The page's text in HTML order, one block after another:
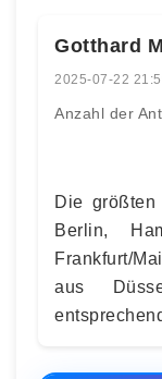
Gotthard
2025-07-22
Anzahl der
Die größten
Berlin,
Frankfurt/
aus